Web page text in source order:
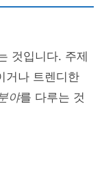
것입니다. 주제
거나 트렌디한
야를 다루는 것